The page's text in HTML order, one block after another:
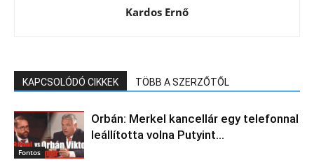
Kardos Ernő
KAPCSOLÓDÓ CIKKEK TÖBB A SZERZŐTŐL
Fontos
Orbán: Merkel kancellár egy telefonnal
leállította volna Putyint…